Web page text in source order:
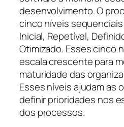
desenvolvimento. O
cinco níveis
Inicial, Repetível,
Otimizado. Esses cinco
escala crescente para
maturidade das
Esses níveis ajudam as
definir prioridades nos
dos processos.